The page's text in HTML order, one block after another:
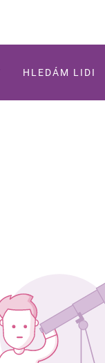
HLEDÁM LIDI